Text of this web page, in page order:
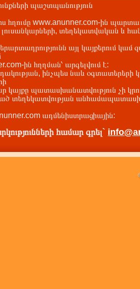
պաշտպանություն
հղումը www.anunner.com-ին
տեղեկատվական և
այլ կայքերում կամ
ին հղղման՝ արգելվում է:
ինչպես նաև օգտատերերի
կայքը պատասխանատվություն չի
տեղեկատվության
ադմենիստրացիային:
համար գրել`